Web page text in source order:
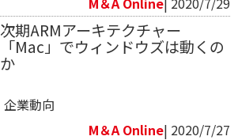
次期ARMアーキテクチャー
「Mac」でウィンドウズは動くの
か
企業動向
M＆A Online| 2020/7/27